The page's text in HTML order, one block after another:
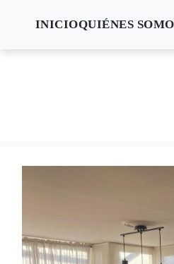
INICIOQUIÉNES